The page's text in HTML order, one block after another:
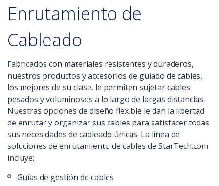
Enrutamiento de
Cableado
Fabricados con materiales resistentes y duraderos,
nuestros productos y accesorios de guiado de cables,
los mejores de su clase, le permiten sujetar cables
pesados y voluminosos a lo largo de largas distancias.
Nuestras opciones de diseño flexible le dan la libertad
de enrutar y organizar sus cables para satisfacer todas
sus necesidades de cableado únicas. La línea de
soluciones de enrutamiento de cables de StarTech.com
incluye:
Guías de gestión de cables